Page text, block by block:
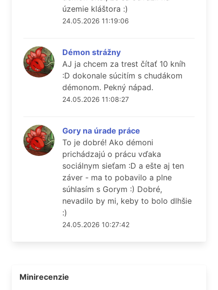
územie kláštora :)
24.05.2026 11:19:06
Démon strážny
AJ ja chcem za trest čítať 10 kníh
:D dokonale súcitím s chudákom
démonom. Pekný nápad.
24.05.2026 11:08:27
Gory na úrade práce
To je dobré! Ako démoni
prichádzajú o prácu vďaka
sociálnym sieťam :D a ešte aj ten
záver - ma to pobavilo a plne
súhlasím s Gorym :) Dobré,
nevadilo by mi, keby to bolo dlhšie
:)
24.05.2026 10:27:42
Minirecenzie